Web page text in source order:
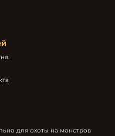
для охоты на монстров